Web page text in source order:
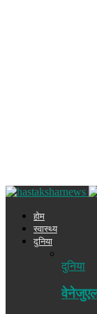
होम
स्वास्थ्य
दुनिया
दुनिया